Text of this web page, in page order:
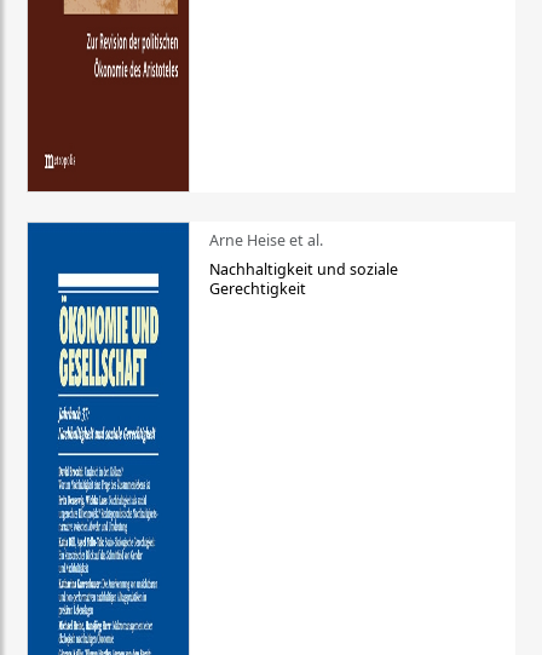
Arne Heise et al.
Nachhaltigkeit und soziale
Gerechtigkeit